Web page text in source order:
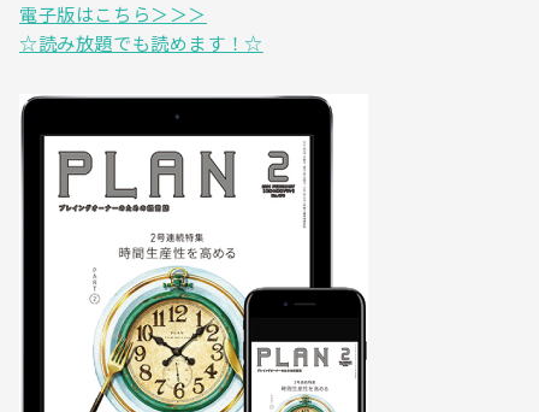
電子版はこちら＞＞＞
☆読み放題でも読めます！☆